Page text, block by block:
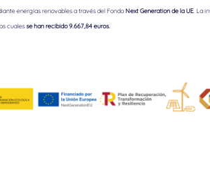
energías renovables a través del FondoNext Generation de la UE . La
cualesse han recibido 9.667,84 euros.